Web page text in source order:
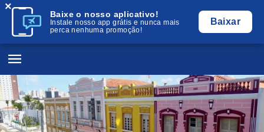
Baixe o nosso aplicativo!
Instale nosso app grátis e nunca mais
perca nenhuma promoção!
Baixar
×